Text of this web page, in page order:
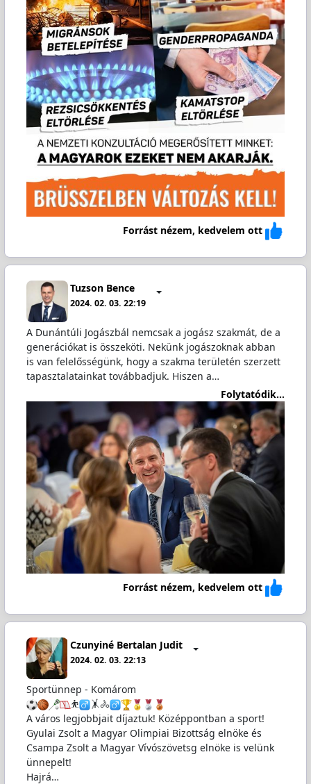
Forrást nézem, kedvelem ott
Tuzson Bence
2024. 02. 03. 22:19
A Dunántúli Jogászbál nemcsak a jogász szakmát, de a
generációkat is összeköti. Nekünk jogászoknak abban
is van felelősségünk, hogy a szakma területén szerzett
tapasztalatainkat továbbadjuk. Hiszen a…
Folytatódik...
Forrást nézem, kedvelem ott
Czunyiné Bertalan Judit
2024. 02. 03. 22:13
Sportünnep - Komárom
⛹️‍
️🤸🚴‍
A város legjobbjait díjaztuk! Középpontban a sport!
Gyulai Zsolt a Magyar Olimpiai Bizottság elnöke és
Csampa Zsolt a Magyar Vívószövetsg elnöke is velünk
ünnepelt!
Hajrá…